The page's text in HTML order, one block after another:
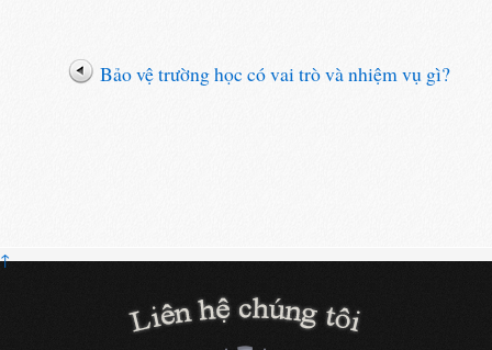
Bảo vệ trường học có vai trò và nhiệm vụ gì?
↑